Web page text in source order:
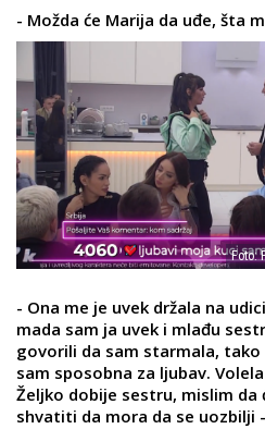
- Možda će Marija da uđe, šta
Foto:
- Ona me je uvek držala na
mada sam ja uvek i mlađu
govorili da sam starmala, tako
sam sposobna za ljubav.
Željko dobije sestru, mislim da
shvatiti da mora da se uozbilji -